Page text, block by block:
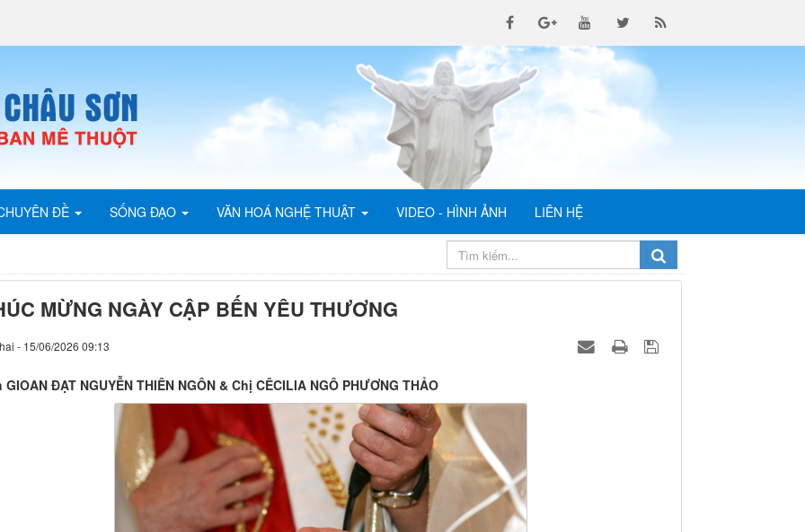
ĐỀ SỐNG ĐẠO VĂN HOÁ NGHỆ THUẬT VIDEO - HÌNH ẢNH LIÊN HỆ
MỪNG NGÀY CẬP BẾN YÊU THƯƠNG
- 15/06/2026 09:13
GIOAN ĐẠT NGUYỄN THIÊN NGÔN & Chị CÊCILIA NGÔ PHƯƠNG THẢO